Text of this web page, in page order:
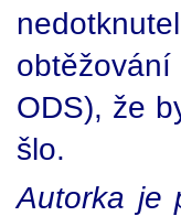
ODS), že
šlo.
Autorka je